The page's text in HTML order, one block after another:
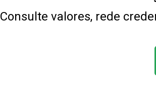
Consulte valores, rede